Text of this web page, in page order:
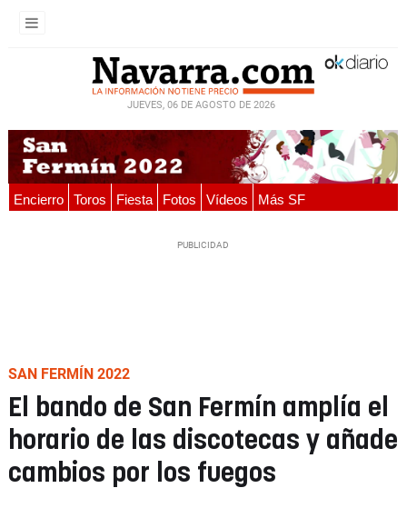
JUEVES, 06 DE AGOSTO DE 2026
Encierro Toros Fiesta Fotos Vídeos Más SF
SAN FERMÍN 2022
El bando de San Fermín amplía el
horario de las discotecas y añade
cambios por los fuegos